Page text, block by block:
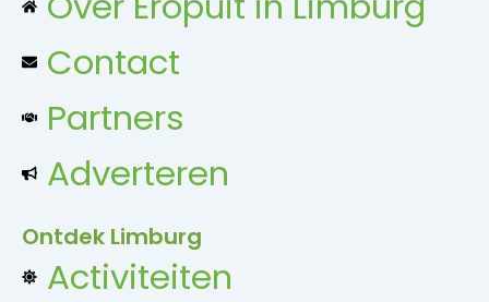
Contact
Partners
Adverteren
Ontdek Limburg
Activiteiten